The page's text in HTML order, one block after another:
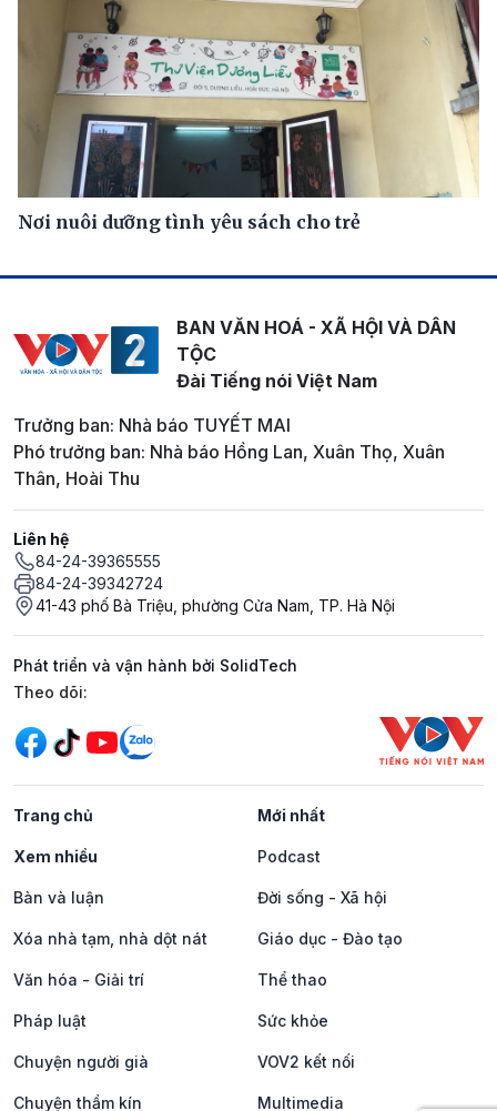
Nơi nuôi dưỡng tình yêu sách cho trẻ
BAN VĂN HOÁ - XÃ HỘI VÀ DÂN
TỘC
Đài Tiếng nói Việt Nam
Trưởng ban: Nhà báo TUYẾT MAI
Phó trưởng ban: Nhà báo Hồng Lan, Xuân Thọ, Xuân
Thân, Hoài Thu
Liên hệ
84-24-39365555
84-24-39342724
41-43 phố Bà Triệu, phường Cửa Nam, TP. Hà Nội
Phát triển và vận hành bởi SolidTech
Mạng xã hội
Theo dõi:
Trang chủ Mới nhất
Xem nhiều Podcast
Bàn và luận Đời sống - Xã hội
Xóa nhà tạm, nhà dột nát Giáo dục - Đào tạo
Văn hóa - Giải trí Thể thao
Pháp luật Sức khỏe
Chuyện người già VOV2 kết nối
Chuyện thầm kín Multimedia